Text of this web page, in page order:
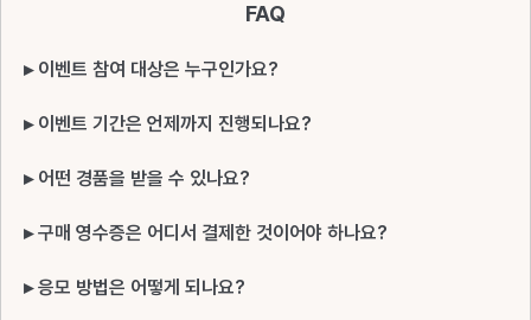
FAQ
▸ 이벤트 참여 대상은 누구인가요?
▸ 이벤트 기간은 언제까지 진행되나요?
▸ 어떤 경품을 받을 수 있나요?
▸ 구매 영수증은 어디서 결제한 것이어야 하나요?
▸ 응모 방법은 어떻게 되나요?